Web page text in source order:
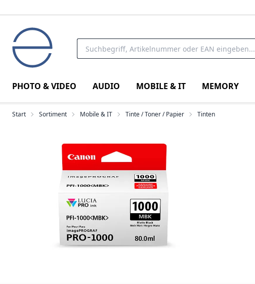
PHOTO & VIDEO AUDIO MOBILE & IT MEMORY
Start Sortiment Mobile & IT Tinte / Toner / Papier Tinten